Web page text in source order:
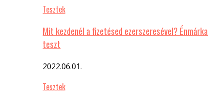
Tesztek
Mit kezdenél a fizetésed ezerszeresével? Énmárka
teszt
2022.06.01.
Tesztek